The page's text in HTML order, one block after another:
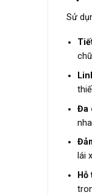
Sử
Đa
lái